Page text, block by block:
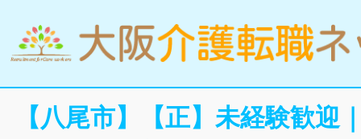
【八尾市】【正】未経験歓迎